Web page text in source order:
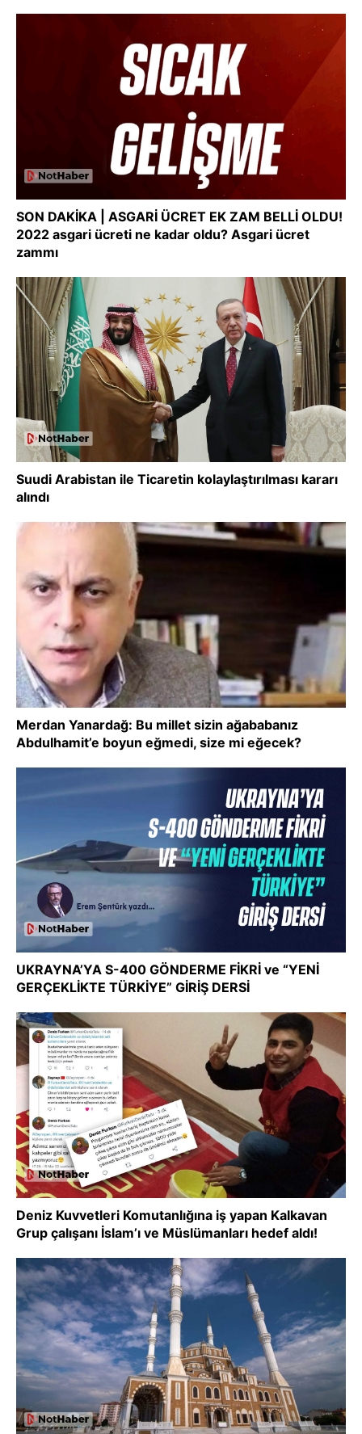
SON DAKİKA | ASGARİ ÜCRET EK ZAM BELLİ OLDU!
2022 asgari ücreti ne kadar oldu? Asgari ücret
zammı
Suudi Arabistan ile Ticaretin kolaylaştırılması kararı
alındı
Merdan Yanardağ: Bu millet sizin ağababanız
Abdulhamit’e boyun eğmedi, size mi eğecek?
UKRAYNA’YA S-400 GÖNDERME FİKRİ ve “YENİ
GERÇEKLİKTE TÜRKİYE” GİRİŞ DERSİ
Deniz Kuvvetleri Komutanlığına iş yapan Kalkavan
Grup çalışanı İslam’ı ve Müslümanları hedef aldı!